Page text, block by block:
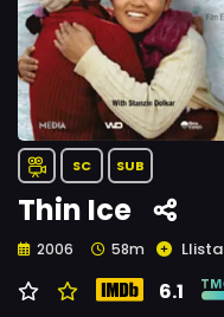
SC SUB
Thin Ice
2006 58m Llista
6.1